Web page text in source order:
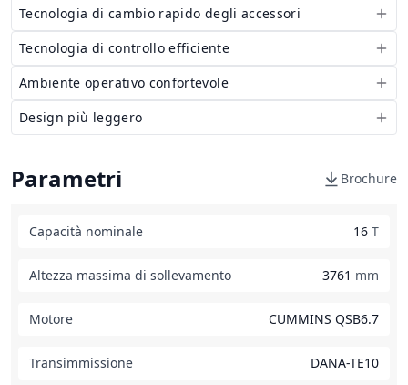
Tecnologia di cambio rapido degli accessori
Tecnologia di controllo efficiente
Ambiente operativo confortevole
Design più leggero
Parametri Brochure
Capacità nominale 16 T
Altezza massima di sollevamento 3761 mm
Motore CUMMINS QSB6.7
Transimmissione DANA-TE10